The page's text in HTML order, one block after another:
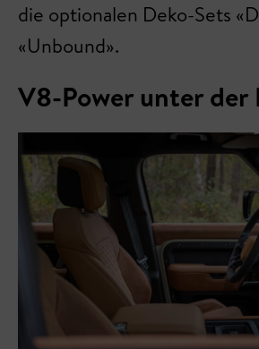
die optionalen Deko-Sets
«Unbound».
V8-Power unter der